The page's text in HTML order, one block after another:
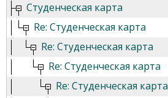
Студенческая карта
Re: Студенческая карта
Re: Студенческая карта
Re: Студенческая карта
Re: Студенческая карта